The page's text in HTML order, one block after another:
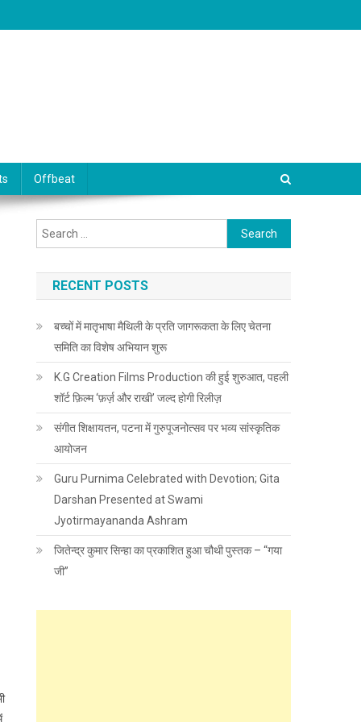
Offbeat
Search for:
RECENT POSTS
बच्चों में मातृभाषा मैथिली के प्रति जागरूकता के लिए चेतना
समिति का विशेष अभियान शुरू
K.G Creation Films Production की हुई शुरुआत, पहली
शॉर्ट फ़िल्म ‘फ़र्ज़ और राखी’ जल्द होगी रिलीज़
संगीत शिक्षायतन, पटना में गुरुपूजनोत्सव पर भव्य सांस्कृतिक
आयोजन
Guru Purnima Celebrated with Devotion; Gita
Darshan Presented at Swami
Jyotirmayananda Ashram
जितेन्द्र कुमार सिन्हा का प्रकाशित हुआ चौथी पुस्तक – “गया
जी”